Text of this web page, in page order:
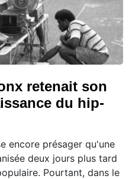
retenait son
du hip-
encore présager qu'une
deux jours plus tard
Pourtant, dans le